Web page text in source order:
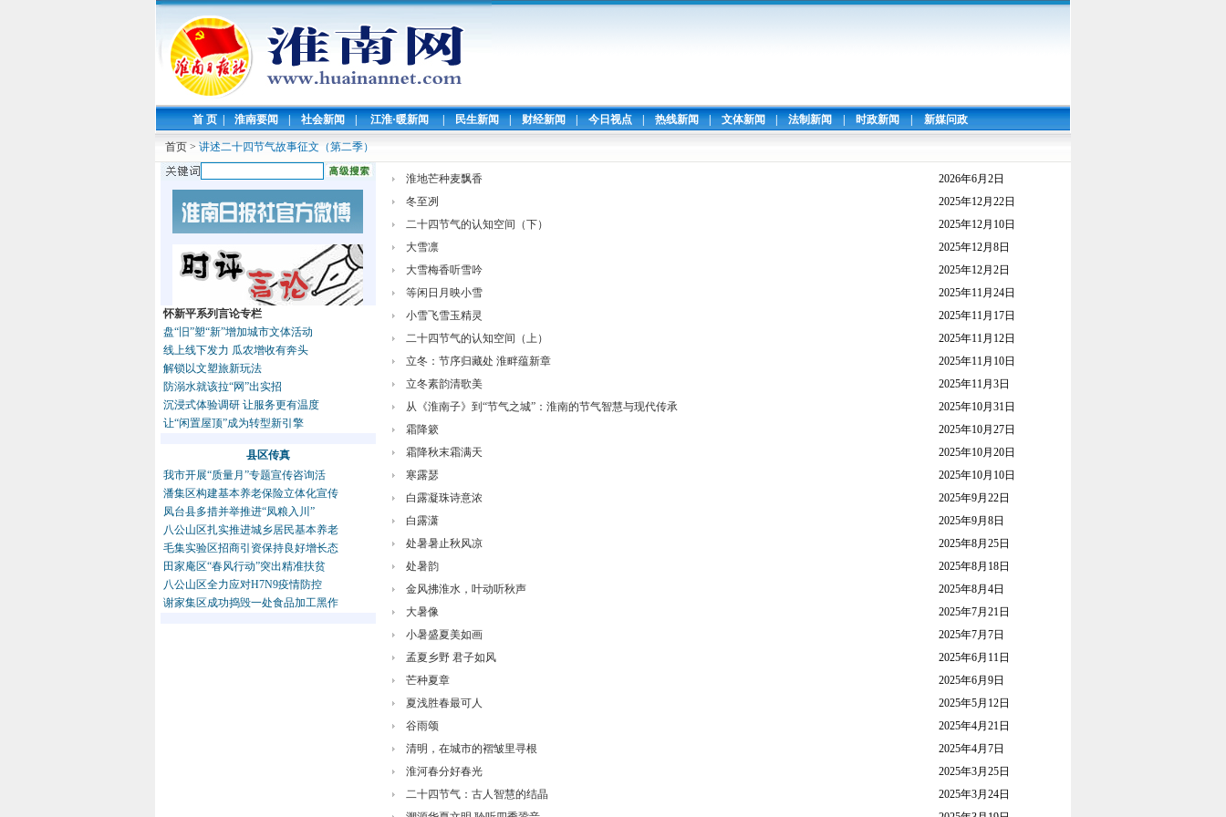
首 页 | 淮南要闻 | 社会新闻 | 江淮·暖新闻 | 民生新闻 | 财经新闻 | 今日视点 | 热线新闻 | 文体新闻 | 法制新闻 | 时政新闻 | 新媒问政
首页 > 讲述二十四节气故事征文（第二季）
怀新平系列言论专栏
盘“旧”塑“新”增加城市文体活动
线上线下发力 瓜农增收有奔头
解锁以文塑旅新玩法
防溺水就该拉“网”出实招
沉浸式体验调研 让服务更有温度
让“闲置屋顶”成为转型新引擎
县区传真
我市开展“质量月”专题宣传咨询活
潘集区构建基本养老保险立体化宣传
凤台县多措并举推进“凤粮入川”
八公山区扎实推进城乡居民基本养老
毛集实验区招商引资保持良好增长态
田家庵区“春风行动”突出精准扶贫
八公山区全力应对H7N9疫情防控
谢家集区成功捣毁一处食品加工黑作
淮地芒种麦飘香
2026年6月2日
冬至冽
2025年12月22日
二十四节气的认知空间（下）
2025年12月10日
大雪凛
2025年12月8日
大雪梅香听雪吟
2025年12月2日
等闲日月映小雪
2025年11月24日
小雪飞雪玉精灵
2025年11月17日
二十四节气的认知空间（上）
2025年11月12日
立冬：节序归藏处 淮畔蕴新章
2025年11月10日
立冬素韵清歌美
2025年11月3日
从《淮南子》到“节气之城”：淮南的节气智慧与现代传承
2025年10月31日
霜降簌
2025年10月27日
霜降秋末霜满天
2025年10月20日
寒露瑟
2025年10月10日
白露凝珠诗意浓
2025年9月22日
白露潇
2025年9月8日
处暑暑止秋风凉
2025年8月25日
处暑韵
2025年8月18日
金风拂淮水，叶动听秋声
2025年8月4日
大暑像
2025年7月21日
小暑盛夏美如画
2025年7月7日
孟夏乡野 君子如风
2025年6月11日
芒种夏章
2025年6月9日
夏浅胜春最可人
2025年5月12日
谷雨颂
2025年4月21日
清明，在城市的褶皱里寻根
2025年4月7日
淮河春分好春光
2025年3月25日
二十四节气：古人智慧的结晶
2025年3月24日